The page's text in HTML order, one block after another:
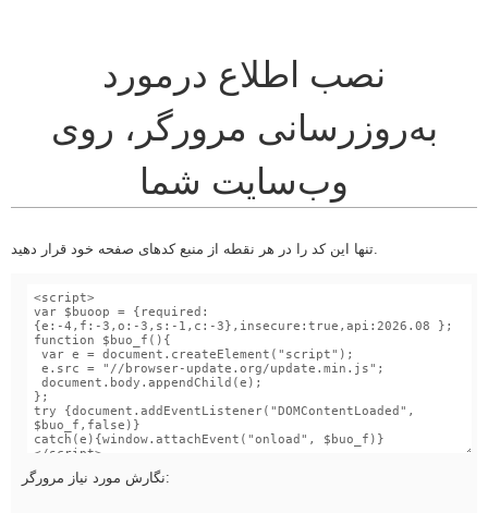
نصب اطلاع درمورد
به‌روزرسانی مرورگر، روی
وب‌سایت شما
نگارش مورد نیاز مرورگر: